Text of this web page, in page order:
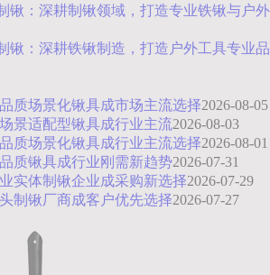
锹：深耕制锹领域，打造专业铁锹与户外
锹：深耕铁锹制造，打造户外工具专业品
质场景化锹具成市场主流选择2026-08-05
景适配型锹具成行业主流2026-08-03
质场景化锹具成行业主流选择2026-08-01
质锹具成行业刚需新趋势2026-07-31
实体制锹企业成采购新选择2026-07-29
制锹厂商成客户优先选择2026-07-27